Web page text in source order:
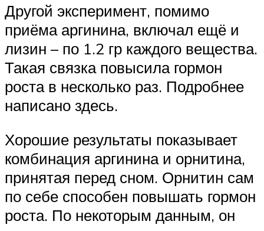
Другой эксперимент, помимо
приёма аргинина, включал ещё и
лизин – по 1.2 гр каждого вещества.
Такая связка повысила гормон
роста в несколько раз. Подробнее
написано здесь.
Хорошие результаты показывает
комбинация аргинина и орнитина,
принятая перед сном. Орнитин сам
по себе способен повышать гормон
роста. По некоторым данным, он